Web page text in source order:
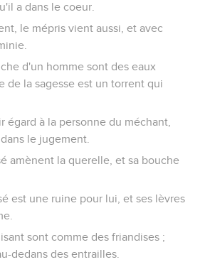
a dans le coeur.
le mépris vient aussi, et avec
d'un homme sont des eaux
de la sagesse est un torrent qui
égard à la personne du méchant,
le jugement.
amènent la querelle, et sa bouche
est une ruine pour lui, et ses lèvres
sont comme des friandises ;
dedans des entrailles.